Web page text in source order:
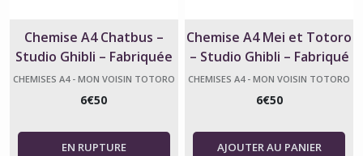
Chemise A4 Chatbus –
Studio Ghibli – Fabriquée
au Japon
CHEMISES A4 - MON VOISIN TOTORO
6€50
Chemise A4 Mei et Totoro
– Studio Ghibli – Fabriqué
au Japon
CHEMISES A4 - MON VOISIN TOTORO
6€50
AJOUTER AU PANIER